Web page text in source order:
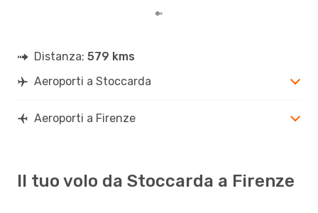
Distanza: 579 kms
Aeroporti a Stoccarda
Aeroporti a Firenze
Il tuo volo da Stoccarda a Firenze